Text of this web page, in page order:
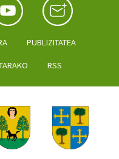
PUBLIZITATEA
RSS